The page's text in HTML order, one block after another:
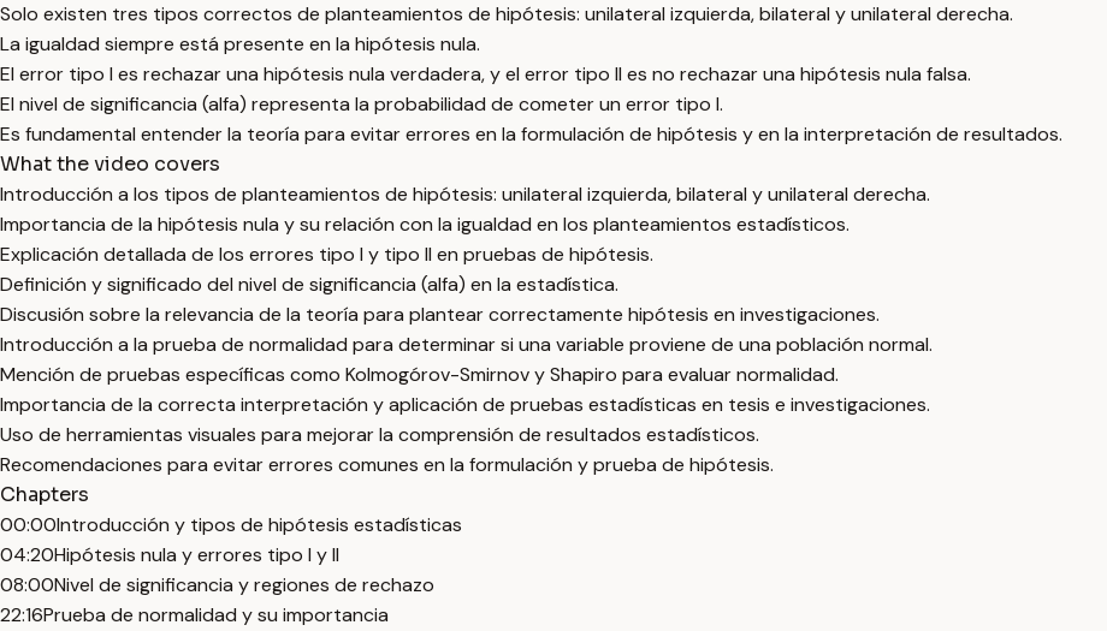
Solo existen tres tipos correctos de planteamientos de hipótesis: unilateral izquierda, bilateral y unilateral derecha.
La igualdad siempre está presente en la hipótesis nula.
El error tipo I es rechazar una hipótesis nula verdadera, y el error tipo II es no rechazar una hipótesis nula falsa.
El nivel de significancia (alfa) representa la probabilidad de cometer un error tipo I.
Es fundamental entender la teoría para evitar errores en la formulación de hipótesis y en la interpretación de resultados.
What the video covers
Introducción a los tipos de planteamientos de hipótesis: unilateral izquierda, bilateral y unilateral derecha.
Importancia de la hipótesis nula y su relación con la igualdad en los planteamientos estadísticos.
Explicación detallada de los errores tipo I y tipo II en pruebas de hipótesis.
Definición y significado del nivel de significancia (alfa) en la estadística.
Discusión sobre la relevancia de la teoría para plantear correctamente hipótesis en investigaciones.
Introducción a la prueba de normalidad para determinar si una variable proviene de una población normal.
Mención de pruebas específicas como Kolmogórov-Smirnov y Shapiro para evaluar normalidad.
Importancia de la correcta interpretación y aplicación de pruebas estadísticas en tesis e investigaciones.
Uso de herramientas visuales para mejorar la comprensión de resultados estadísticos.
Recomendaciones para evitar errores comunes en la formulación y prueba de hipótesis.
Chapters
00:00Introducción y tipos de hipótesis estadísticas
04:20Hipótesis nula y errores tipo I y II
08:00Nivel de significancia y regiones de rechazo
22:16Prueba de normalidad y su importancia